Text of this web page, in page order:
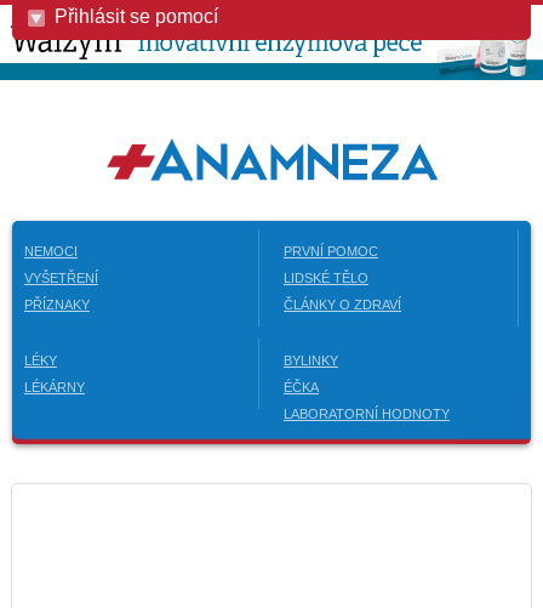
Přihlásit se pomocí
NEMOCI
VYŠETŘENÍ
PŘÍZNAKY
PRVNÍ POMOC
LIDSKÉ TĚLO
ČLÁNKY O ZDRAVÍ
LÉKY
LÉKÁRNY
BYLINKY
ÉČKA
LABORATORNÍ HODNOTY